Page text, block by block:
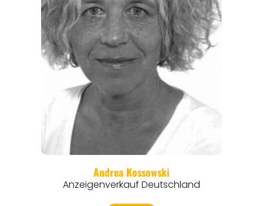
REISEFÜHRER
REISEMAGAZINE
THEMEN
ANGEBOTE